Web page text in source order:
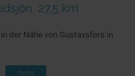
27,5 km
der Nähe von Gustavsfors in
mehr